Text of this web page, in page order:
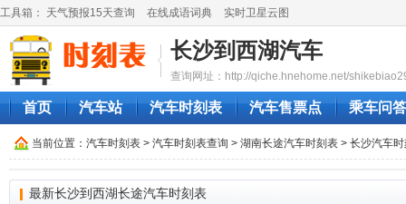
工具箱： 天气预报15天查询 在线成语词典 实时卫星云图
长沙到西湖汽车
查询网址：http://qiche.hnehome.net/
首页 汽车站 汽车时刻表 汽车售票点 乘车问答
当前位置： 汽车时刻表 > 汽车时刻表查询 > 湖南长途汽车时刻表 > 长沙汽车
最新长沙到西湖长途汽车时刻表